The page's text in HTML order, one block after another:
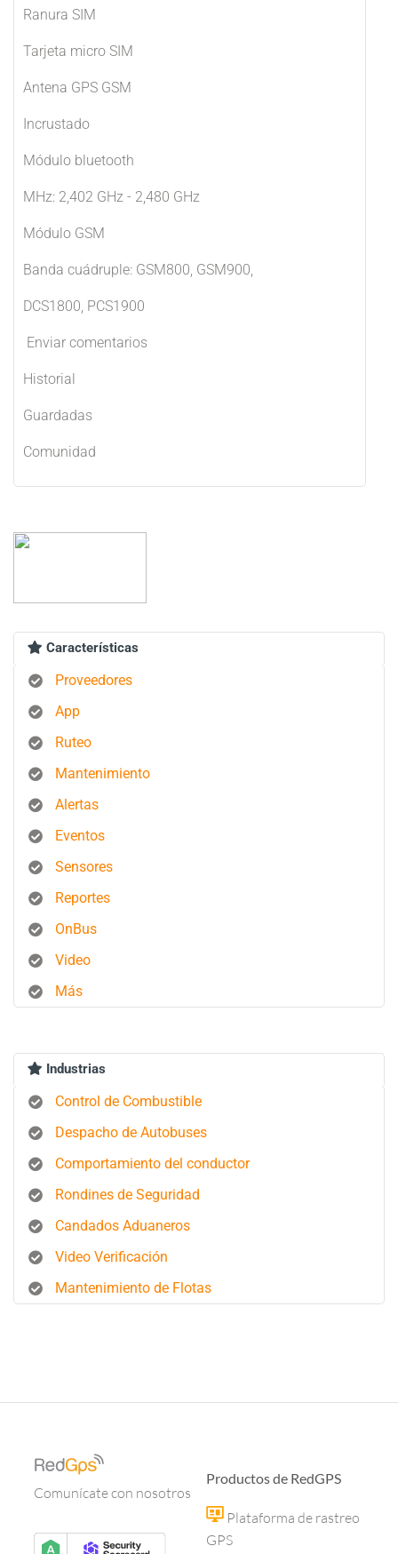
Ranura SIM
Tarjeta micro SIM
Antena GPS GSM
Incrustado
Módulo bluetooth
MHz: 2,402 GHz - 2,480 GHz
Módulo GSM
Banda cuádruple: GSM800, GSM900,
DCS1800, PCS1900
Enviar comentarios
Historial
Guardadas
Comunidad
Características
Proveedores
App
Ruteo
Mantenimiento
Alertas
Eventos
Sensores
Reportes
OnBus
Video
Más
Industrias
Control de Combustible
Despacho de Autobuses
Comportamiento del conductor
Rondines de Seguridad
Candados Aduaneros
Video Verificación
Mantenimiento de Flotas
Comunícate con nosotros
Productos de RedGPS
Plataforma de rastreo
GPS